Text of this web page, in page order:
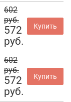
602
руб.
572
руб.
Купить
602
руб.
572
руб.
Купить